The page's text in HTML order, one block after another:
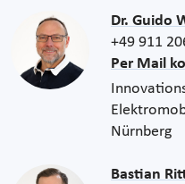
Dr. Guido
+49 911
Per Mail
Nürnberg
Bastian